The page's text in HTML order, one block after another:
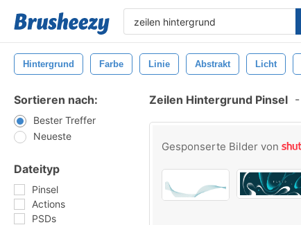
Hintergrund Farbe Linie Abstrakt Licht
Sortieren nach:
Bester Treffer
Neueste
Dateityp
Pinsel
Actions
PSDs
Zeilen Hintergrund Pinsel -
Gesponserte Bilder von